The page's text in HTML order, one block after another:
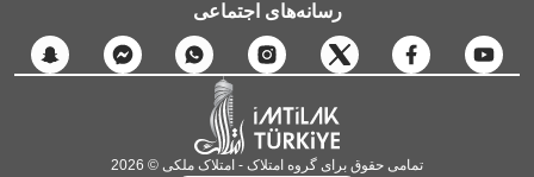
رسانه‌های اجتماعی
تمامی حقوق برای گروه امتلاک - امتلاک ملکی © 2026